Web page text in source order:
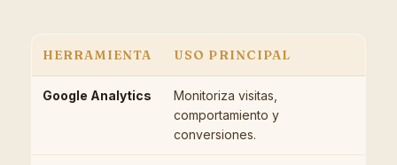
HERRAMIENTA USO PRINCIPAL
Google Analytics
Monitoriza visitas,
comportamiento y
conversiones.